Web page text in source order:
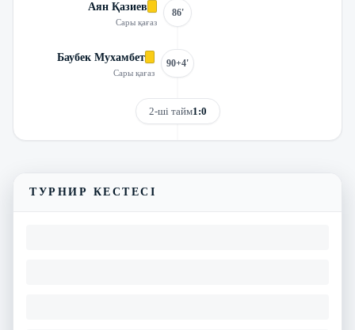
Аян Қазиев
Сары қағаз
86'
Баубек Мухамбет
Сары қағаз
90+4'
2-ші тайм1:0
ТУРНИР КЕСТЕСІ